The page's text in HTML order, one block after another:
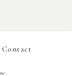
Contact